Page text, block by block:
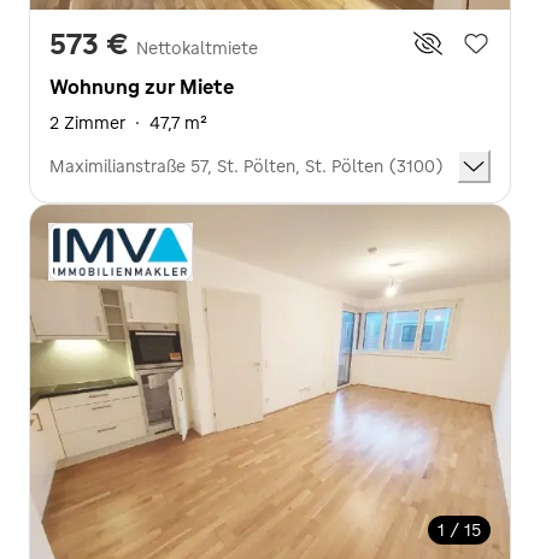
573 € Nettokaltmiete
Wohnung zur Miete
2 Zimmer · 47,7 m²
Maximilianstraße 57, St. Pölten, St. Pölten (3100)
1 / 15